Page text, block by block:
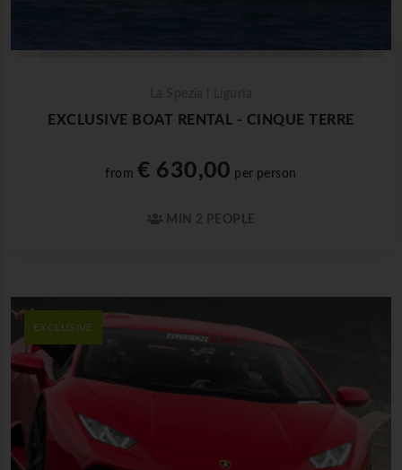
EXCLUSIVE BOAT RENTAL - CINQUE TERRE
from € 630,00 per person
MIN 2 PEOPLE
EXCLUSIVE